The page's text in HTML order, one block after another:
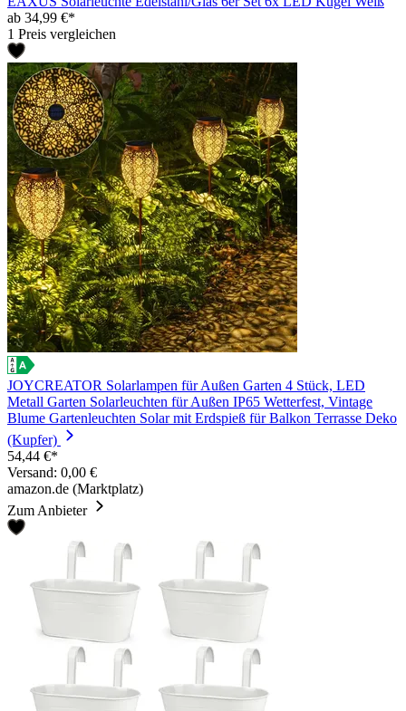
ab 34,99 €*
1 Preis vergleichen
JOYCREATOR Solarlampen für Außen Garten 4 Stück, LED
Metall Garten Solarleuchten für Außen IP65 Wetterfest, Vintage
Blume Gartenleuchten Solar mit Erdspieß für Balkon Terrasse Deko
(Kupfer)
54,44 €*
Versand: 0,00 €
amazon.de (Marktplatz)
Zum Anbieter